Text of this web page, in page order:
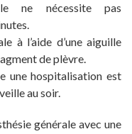
ne nécessite pas
à l’aide d’une aiguille
de plèvre.
une hospitalisation est
au soir.
générale avec une